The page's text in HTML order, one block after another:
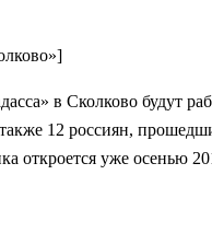
в Сколково будут
12 россиян,
откроется уже осенью